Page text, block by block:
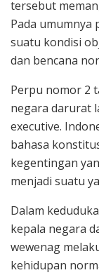
tersebut
Pada umumnya
suatu kondisi
dan bencana
Perpu nomor 2
negara darurat
executive.
bahasa
kegentingan
menjadi suatu
Dalam
kepala negara
wewenag
kehidupan